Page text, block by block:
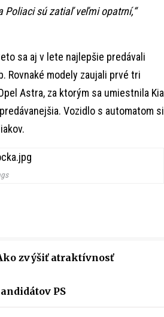
Poliaci sú zatiaľ veľmi opatrní,“
sa aj v lete najlepšie predávali
Rovnaké modely zaujali prvé tri
Astra, za ktorým sa umiestnila Kia
Vozidlo s automatom si
zvýšiť atraktívnosť
PS